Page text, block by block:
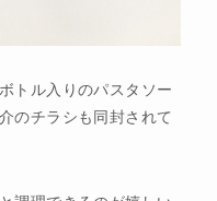
トル入りのパスタソー
のチラシも同封されて